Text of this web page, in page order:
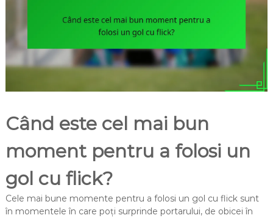
Când este cel mai bun
moment pentru a folosi un
gol cu flick?
Cele mai bune momente pentru a folosi un gol cu flick sunt
în momentele în care poți surprinde portarului, de obicei în